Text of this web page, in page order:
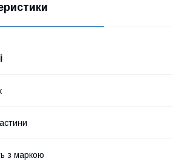
з маркою